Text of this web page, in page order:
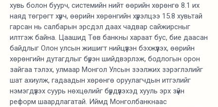
хувь болон буурч, системийн нийт өөрийн хөрөнгө 8.1 их
наяд төгрөгт хүрч, өөрийн хөрөнгийн хүрэлцээ 15.8 хувьтай
гарсан нь салбарын эрсдэл даах чадвар сайжирсныг
илтгэж байна. Цаашид Төв банкны хараат бус, бие даасан
байдлыг Олон улсын жишигт нийцүүлэн бэхжүүлэх, өөрийн
хөрөнгийн дутагдлыг бүрэн шийдвэрлэж, бодлогын орон
зайгаа тэлэх, улмаар Монгол Улсын зээлжих зэрэглэлийг
шат ахиулж, гадаадын хөрөнгө оруулагчдын итгэлийг
нэмэгдүүлэх суурь нөхцөлийг бүрдүүлэхэд хууль эрх зүйн
реформ шаардлагатай. Иймд Монголбанкнаас